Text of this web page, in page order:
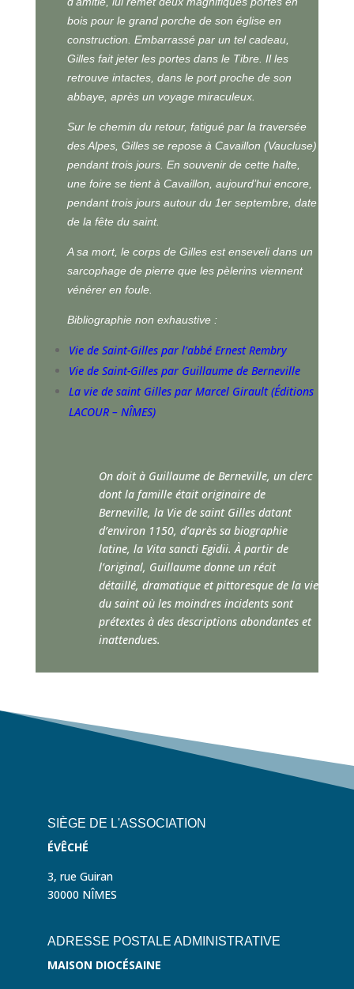
bois pour le grand porche de son église en
construction. Embarrassé par un tel cadeau,
Gilles fait jeter les portes dans le Tibre. Il les
retrouve intactes, dans le port proche de son
abbaye, après un voyage miraculeux.
Sur le chemin du retour, fatigué par la traversée
des Alpes, Gilles se repose à Cavaillon (Vaucluse)
pendant trois jours. En souvenir de cette halte,
une foire se tient à Cavaillon, aujourd’hui encore,
pendant trois jours autour du 1er septembre, date
de la fête du saint.
A sa mort, le corps de Gilles est enseveli dans un
sarcophage de pierre que les pèlerins viennent
vénérer en foule.
Bibliographie non exhaustive :
Vie de Saint-Gilles par l’abbé Ernest Rembry
Vie de Saint-Gilles par Guillaume de Berneville
La vie de saint Gilles par Marcel Girault (Éditions
LACOUR – NÎMES)
On doit à Guillaume de Berneville, un clerc
dont la famille était originaire de
Berneville, la Vie de saint Gilles datant
d’environ 1150, d’après sa biographie
latine, la Vita sancti Egidii. À partir de
l’original, Guillaume donne un récit
détaillé, dramatique et pittoresque de la vie
du saint où les moindres incidents sont
prétextes à des descriptions abondantes et
inattendues.
SIÈGE DE L'ASSOCIATION
ÉVÊCHÉ
3, rue Guiran
30000 NÎMES
ADRESSE POSTALE ADMINISTRATIVE
MAISON DIOCÉSAINE